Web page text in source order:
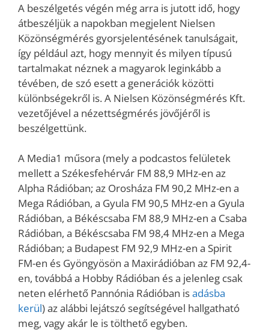
A beszélgetés végén még arra is jutott idő, hogy
átbeszéljük a napokban megjelent Nielsen
Közönségmérés gyorsjelentésének tanulságait,
így például azt, hogy mennyit és milyen típusú
tartalmakat néznek a magyarok leginkább a
tévében, de szó esett a generációk közötti
különbségekről is. A Nielsen Közönségmérés Kft.
vezetőjével a nézettségmérés jövőjéről is
beszélgettünk.
A Media1 műsora (mely a podcastos felületek
mellett a Székesfehérvár FM 88,9 MHz-en az
Alpha Rádióban; az Orosháza FM 90,2 MHz-en a
Mega Rádióban, a Gyula FM 90,5 MHz-en a Gyula
Rádióban, a Békéscsaba FM 88,9 MHz-en a Csaba
Rádióban, a Békéscsaba FM 98,4 MHz-en a Mega
Rádióban; a Budapest FM 92,9 MHz-en a Spirit
FM-en és Gyöngyösön a Maxirádióban az FM 92,4-
en, továbbá a Hobby Rádióban és a jelenleg csak
neten elérhető Pannónia Rádióban isadásba
kerül) az alábbi lejátszó segítségével hallgatható
meg, vagy akár le is tölthető egyben.